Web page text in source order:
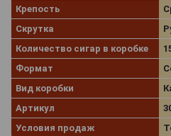
Крепость
Скрутка
Количество сигар в коробке
Формат
Вид коробки
Артикул
Условия продаж